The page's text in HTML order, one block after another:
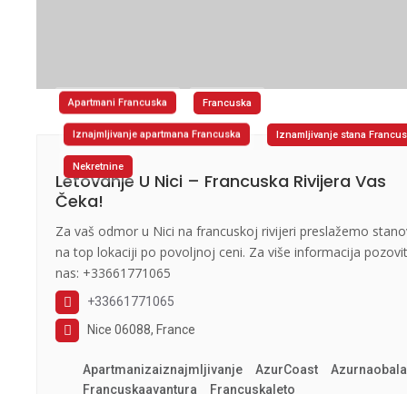
Apartmani Francuska Francuska
Iznajmljivanje apartmana Francuska Iznamljivanje stana
Nekretnine
Letovanje U Nici – Francuska Rivijera Vas
Čeka!
Za vaš odmor u Nici na francuskoj rivijeri preslažemo
na top lokaciji po povoljnoj ceni. Za više informacija
nas: +33661771065
+33661771065
Nice 06088, France
Apartmanizaiznajmljivanje AzurCoast
Azurnaobala
Francuskaavantura
Francuskaleto